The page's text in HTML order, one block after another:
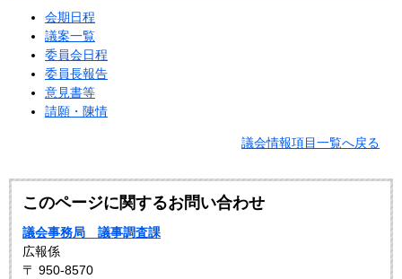
会期日程
議案一覧
委員会日程
委員長報告
意見書等
請願・陳情
議会情報項目一覧へ戻る
このページに関するお問い合わせ
議会事務局 議事調査課
広報係
〒 950-8570